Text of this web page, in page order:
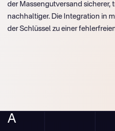
der Massengutversand sicherer,
nachhaltiger. Die Integration in
der Schlüssel zu einer
A